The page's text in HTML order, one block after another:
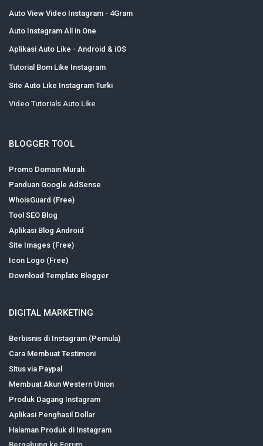
Auto View Video Instagram - 4Gram
Auto Instagram All in One
Aplikasi Auto Like - Android & iOS
Tutorial Bom Like Instagram
Site Auto Like Instagram Turki
Video Tutorials Auto Like
BLOGGER TOOL
Promo Domain Murah
Panduan Google AdSense
WhoisGuard (Free)
Tool SEO Blog
Aplikasi Blog Android
Site Images (Free)
Icon Logo (Free)
Download Template Blogger
DIGITAL MARKETING
Berbisnis di Instagram (Pemula)
Cara Membuat Testimoni
Situs via Paypal
Membuat Akun Western Union
Produk Dagang Instagram
Aplikasi Penghasil Dollar
Halaman Produk di Instagram